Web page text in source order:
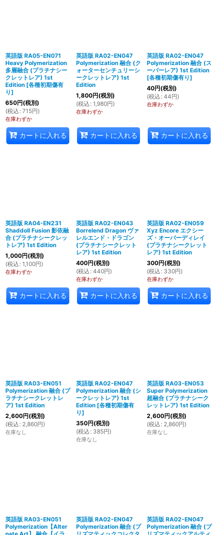
英語版 RA05-EN071
Heavy Polymerization
多層融合 (プラチナシー
クレットレア) 1st
Edition [各種初期傷有
り]
650円(税別)
(税込 : 715円)
在庫わずか
カートに入れる
英語版 RA02-EN047
Polymerization 融合 (ク
ォーターセンチュリーシ
ークレットレア) 1st
Edition
1,800円(税別)
(税込 : 1,980円)
在庫わずか
カートに入れる
英語版 RA02-EN047
Polymerization 融合 (ス
ーパーレア) 1st Edition
[各種初期傷有り]
40円(税別)
(税込 : 44円)
在庫わずか
カートに入れる
英語版 RA04-EN231
Shaddoll Fusion 影依融
合 (プラチナシークレッ
トレア) 1st Edition
1,000円(税別)
(税込 : 1,100円)
在庫わずか
カートに入れる
英語版 RA02-EN043
Borrelend Dragon ヴァ
レルエンド・ドラゴン
(プラチナシークレット
レア) 1st Edition
400円(税別)
(税込 : 440円)
在庫わずか
カートに入れる
英語版 RA02-EN059
Xyz Encore エクシー
ズ・オーバーディレイ
(プラチナシークレット
レア) 1st Edition
300円(税別)
(税込 : 330円)
在庫わずか
カートに入れる
英語版 RA03-EN051
Polymerization 融合 (プ
ラチナシークレットレ
ア) 1st Edition
2,600円(税別)
(税込 : 2,860円)
在庫なし
英語版 RA02-EN047
Polymerization 融合 (シ
ークレットレア) 1st
Edition [各種初期傷有
り]
350円(税別)
(税込 : 385円)
在庫なし
英語版 RA03-EN053
Super Polymerization
超融合 (プラチナシーク
レットレア) 1st Edition
2,600円(税別)
(税込 : 2,860円)
在庫なし
英語版 RA03-EN051
Polymerization【Alter
英語版 RA02-EN047
Polymerization 融合 (プ
英語版 RA02-EN047
Polymerization 融合 (プ